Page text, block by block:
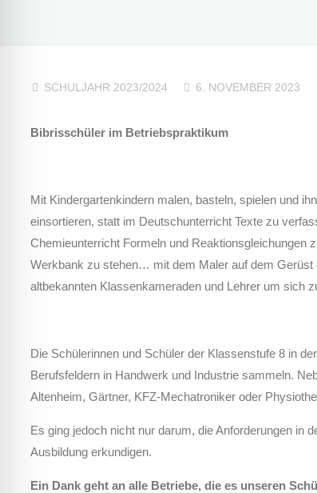
SCHULJAHR 2023/2024 6. NOVEMBER 2023
Bibrisschüler im Betriebspraktikum
Mit Kindergartenkindern malen, basteln, spielen und
einsortieren, statt im Deutschunterricht Texte zu
Chemieunterricht Formeln und Reaktionsgleichungen
Werkbank zu stehen… mit dem Maler auf dem
altbekannten Klassenkameraden und Lehrer um sich
Die Schülerinnen und Schüler der Klassenstufe 8 in
Berufsfeldern in Handwerk und Industrie sammeln.
Altenheim, Gärtner, KFZ-Mechatroniker oder
Es ging jedoch nicht nur darum, die Anforderungen in
Ausbildung erkundigen.
Ein Dank geht an alle Betriebe, die es unseren